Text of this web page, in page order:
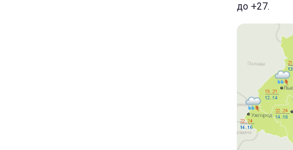
до +27.